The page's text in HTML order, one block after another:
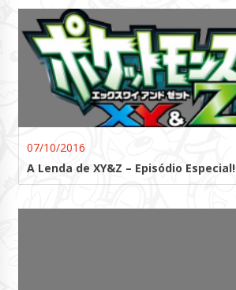
07/10/2016
A Lenda de XY&Z – Episódio Especial!